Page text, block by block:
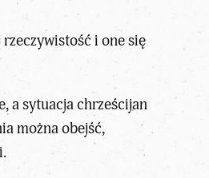
i one się
a sytuacja chrześcijan
można obejść,